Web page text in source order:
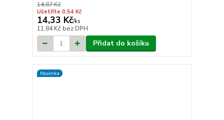
14,87 Kč
Ušetříte 0,54 Kč
14,33 Kč/ks
11,84 Kč bez DPH
Přidat do košíku
Novinka